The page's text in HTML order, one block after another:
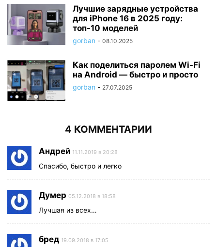
Лучшие зарядные устройства
для iPhone 16 в 2025 году:
топ-10 моделей
gorban - 08.10.2025
Как поделиться паролем Wi-Fi
на Android — быстро и просто
gorban - 27.07.2025
4 КОММЕНТАРИИ
Андрей 11.11.2019 в 20:28
Спасибо, быстро и легко
Думер 05.12.2018 в 18:58
Лучшая из всех…
бред 19.09.2018 в 17:05